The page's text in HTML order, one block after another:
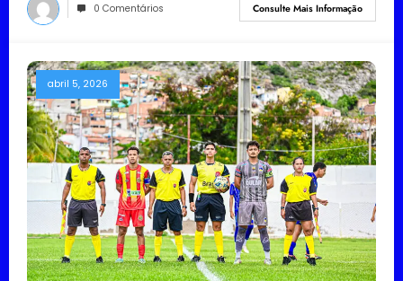
0 Comentários Consulte Mais Informação
abril 5, 2026